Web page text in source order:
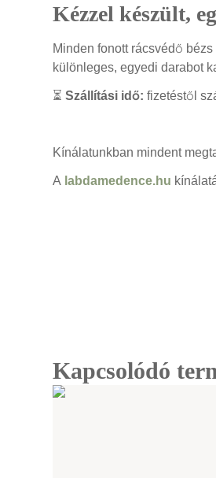
Kézzel készült,
Minden fonott rácsvédő
különleges, egyedi darabot
⏳Szállítási idő: fizetéstől
Kínálatunkban mindent
A labdamedence.hu
Kapcsolódó